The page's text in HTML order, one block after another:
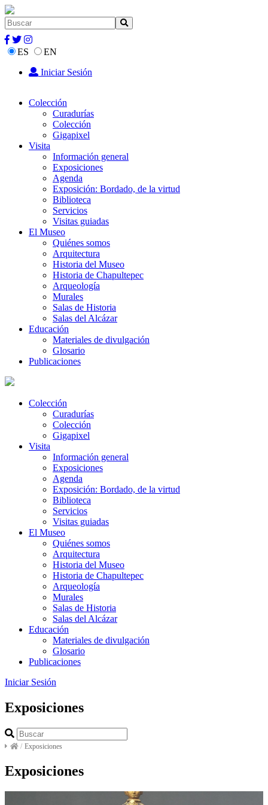
ES
EN
Iniciar Sesión
Colección
Curadurías
Colección
Gigapixel
Visita
Información general
Exposiciones
Agenda
Exposición: Bordado, de la virtud
Biblioteca
Servicios
Visitas guiadas
El Museo
Quiénes somos
Arquitectura
Historia del Museo
Historia de Chapultepec
Arqueología
Murales
Salas de Historia
Salas del Alcázar
Educación
Materiales de divulgación
Glosario
Publicaciones
Colección
Curadurías
Colección
Gigapixel
Visita
Información general
Exposiciones
Agenda
Exposición: Bordado, de la virtud
Biblioteca
Servicios
Visitas guiadas
El Museo
Quiénes somos
Arquitectura
Historia del Museo
Historia de Chapultepec
Arqueología
Murales
Salas de Historia
Salas del Alcázar
Educación
Materiales de divulgación
Glosario
Publicaciones
Iniciar Sesión
Exposiciones
/ Exposiciones
Exposiciones